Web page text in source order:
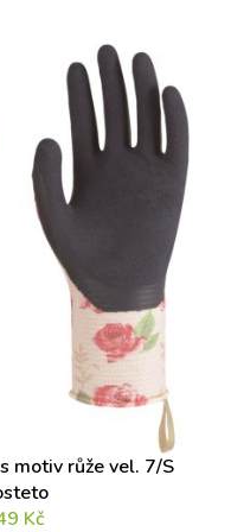
motiv růže vel. 7/S
Kč